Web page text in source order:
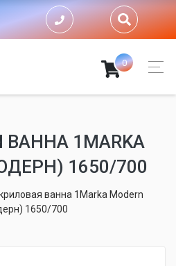
0
1MARKA
1650/700
ванна 1Marka Modern
1650/700